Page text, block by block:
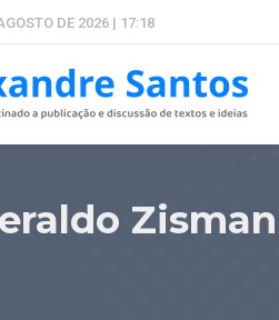
DE 2026 | 17:18